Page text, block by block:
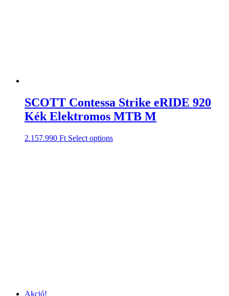
SCOTT Contessa Strike eRIDE 920
Kék Elektromos MTB M
2.157.990 Ft Select options
Akció!